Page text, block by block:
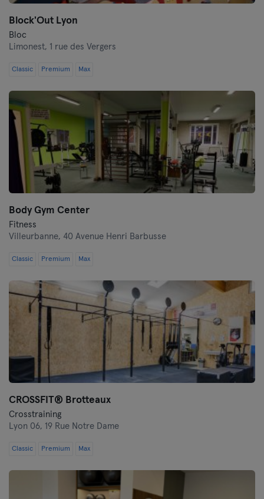
Block'Out Lyon
Bloc
Limonest, 1 rue des Vergers
Classic Premium Max
Body Gym Center
Fitness
Villeurbanne, 40 Avenue Henri Barbusse
Classic Premium Max
CROSSFIT® Brotteaux
Crosstraining
Lyon 06, 19 Rue Notre Dame
Classic Premium Max